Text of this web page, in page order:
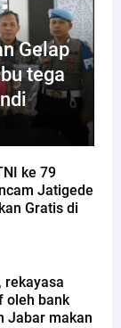
Gelap
tega
ke 79
Jatigede
Gratis di
rekayasa
oleh bank
Jabar makan